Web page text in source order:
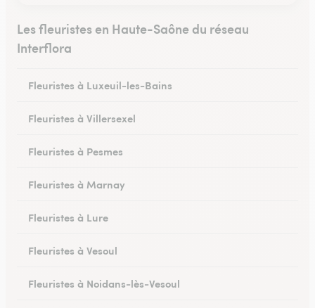
Les fleuristes en Haute-Saône du réseau
Interflora
Fleuristes à Luxeuil-les-Bains
Fleuristes à Villersexel
Fleuristes à Pesmes
Fleuristes à Marnay
Fleuristes à Lure
Fleuristes à Vesoul
Fleuristes à Noidans-lès-Vesoul